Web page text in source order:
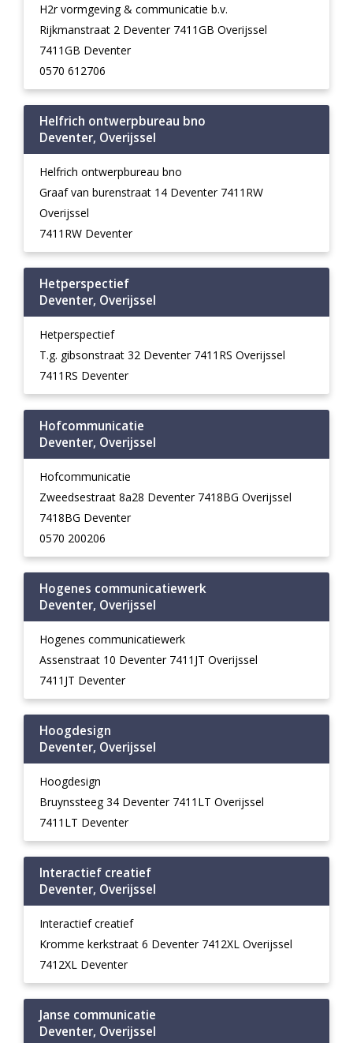
H2r vormgeving & communicatie b.v.
Rijkmanstraat 2 Deventer 7411GB Overijssel
7411GB Deventer
0570 612706
Helfrich ontwerpbureau bno
Deventer, Overijssel
Helfrich ontwerpbureau bno
Graaf van burenstraat 14 Deventer 7411RW
Overijssel
7411RW Deventer
Hetperspectief
Deventer, Overijssel
Hetperspectief
T.g. gibsonstraat 32 Deventer 7411RS Overijssel
7411RS Deventer
Hofcommunicatie
Deventer, Overijssel
Hofcommunicatie
Zweedsestraat 8a28 Deventer 7418BG Overijssel
7418BG Deventer
0570 200206
Hogenes communicatiewerk
Deventer, Overijssel
Hogenes communicatiewerk
Assenstraat 10 Deventer 7411JT Overijssel
7411JT Deventer
Hoogdesign
Deventer, Overijssel
Hoogdesign
Bruynssteeg 34 Deventer 7411LT Overijssel
7411LT Deventer
Interactief creatief
Deventer, Overijssel
Interactief creatief
Kromme kerkstraat 6 Deventer 7412XL Overijssel
7412XL Deventer
Janse communicatie
Deventer, Overijssel